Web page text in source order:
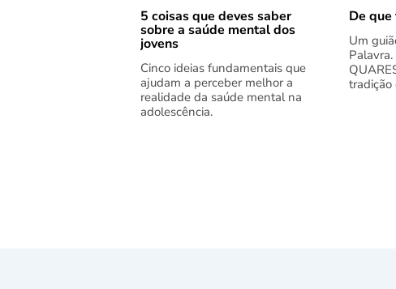
5 coisas que deves saber
sobre a saúde mental dos
jovens
Cinco ideias fundamentais que
ajudam a perceber melhor a
realidade da saúde mental na
adolescência.
De que
Um
tradição